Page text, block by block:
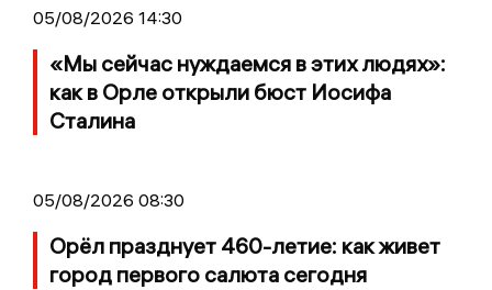
05/08/2026 14:30
«Мы сейчас нуждаемся в этих людях»:
как в Орле открыли бюст Иосифа
Сталина
05/08/2026 08:30
Орёл празднует 460-летие: как живет
город первого салюта сегодня